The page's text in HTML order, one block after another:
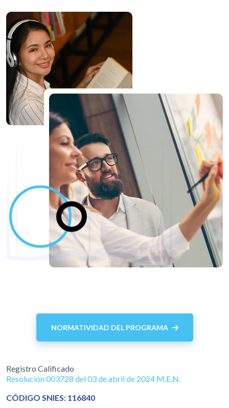
NORMATIVIDAD DEL PROGRAMA
Registro Calificado
Resolución 003728 del 03 de abril de 2024 M.E.N.
CÓDIGO SNIES: 116840